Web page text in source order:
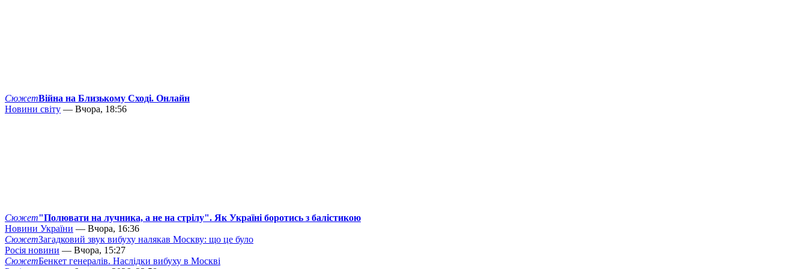
СюжетВійна на Близькому Сході. Онлайн
Новини світу — Вчора, 18:56
Сюжет"Полювати на лучника, а не на стрілу". Як Україні боротись з балістикою
Новини України — Вчора, 16:36
СюжетЗагадковий звук вибуху налякав Москву: що це було
Росія новини — Вчора, 15:27
СюжетБенкет генералів. Наслідки вибуху в Москві